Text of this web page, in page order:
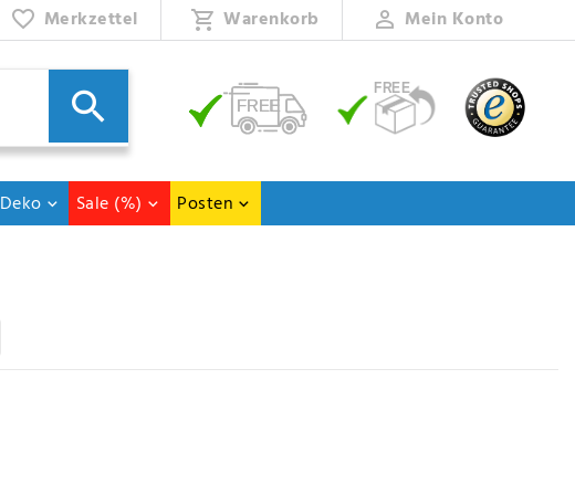
Merkzettel Warenkorb Mein Konto
Deko Sale (%) Posten